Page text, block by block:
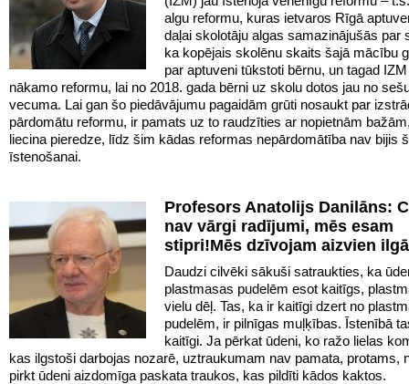
algu reformu, kuras ietvaros Rīgā
daļai skolotāju algas samazinājušās par
ka kopējais skolēnu skaits šajā mācību
par aptuveni tūkstoti bērnu, un tagad
nākamo reformu, lai no 2018. gada bērni uz skolu dotos jau no
vecuma. Lai gan šo piedāvājumu pagaidām grūti nosaukt par
pārdomātu reformu, ir pamats uz to raudzīties ar nopietnām
liecina pieredze, līdz šim kādas reformas nepārdomātība nav bijis
īstenošanai.
Profesors Anatolijs Danilāns:
nav vārgi radījumi, mēs esam
stipri!Mēs dzīvojam aizvien
Daudzi cilvēki sākuši satraukties, ka
plastmasas pudelēm esot kaitīgs,
vielu dēļ. Tas, ka ir kaitīgi dzert no
pudelēm, ir pilnīgas muļķības. Īstenībā
kaitīgi. Ja pērkat ūdeni, ko ražo lielas
kas ilgstoši darbojas nozarē, uztraukumam nav pamata, protams,
pirkt ūdeni aizdomīga paskata traukos, kas pildīti kādos kaktos.